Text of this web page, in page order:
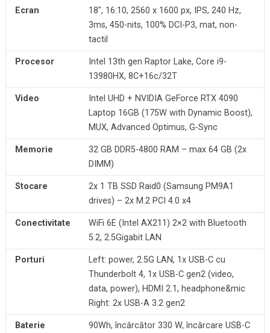
Ecran
18″, 16:10, 2560 x 1600 px, IPS, 240 Hz,
3ms, 450-nits, 100% DCI-P3, mat, non-
tactil
Procesor
Intel 13th gen Raptor Lake, Core i9-
13980HX, 8C+16c/32T
Video
Intel UHD + NVIDIA GeForce RTX 4090
Laptop 16GB (175W with Dynamic Boost),
MUX, Advanced Optimus, G-Sync
Memorie
32 GB DDR5-4800 RAM – max 64 GB (2x
DIMM)
Stocare
2x 1 TB SSD Raid0 (Samsung PM9A1
drives) – 2x M.2 PCI 4.0 x4
Conectivitate
WiFi 6E (Intel AX211) 2×2 with Bluetooth
5.2, 2.5Gigabit LAN
Porturi
Left: power, 2.5G LAN, 1x USB-C cu
Thunderbolt 4, 1x USB-C gen2 (video,
data, power), HDMI 2.1, headphone&mic
Right: 2x USB-A 3.2 gen2
Baterie
90Wh, încărcător 330 W, încărcare USB-C